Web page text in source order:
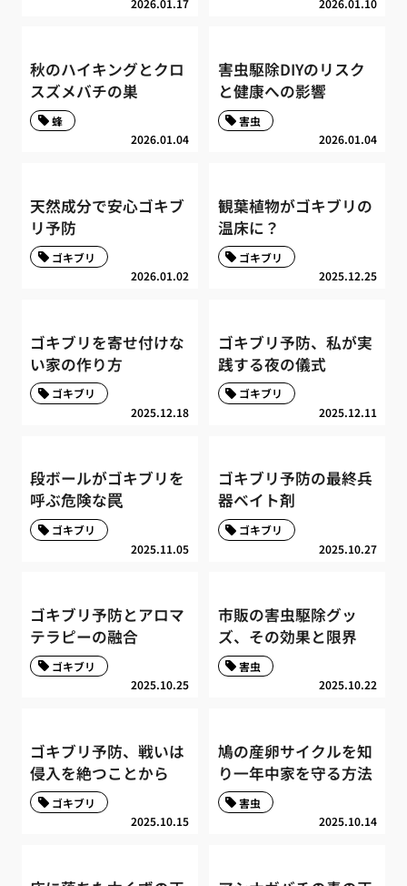
秋のハイキングとクロ
スズメバチの巣
2026.01.04
蜂
害虫駆除DIYのリスク
と健康への影響
2026.01.04
害虫
天然成分で安心ゴキブ
リ予防
2026.01.02
ゴキブリ
観葉植物がゴキブリの
温床に？
2025.12.25
ゴキブリ
ゴキブリを寄せ付けな
い家の作り方
2025.12.18
ゴキブリ
ゴキブリ予防、私が実
践する夜の儀式
2025.12.11
ゴキブリ
段ボールがゴキブリを
呼ぶ危険な罠
2025.11.05
ゴキブリ
ゴキブリ予防の最終兵
器ベイト剤
2025.10.27
ゴキブリ
ゴキブリ予防とアロマ
テラピーの融合
2025.10.25
ゴキブリ
市販の害虫駆除グッ
ズ、その効果と限界
2025.10.22
害虫
ゴキブリ予防、戦いは
侵入を絶つことから
2025.10.15
ゴキブリ
鳩の産卵サイクルを知
り一年中家を守る方法
2025.10.14
害虫